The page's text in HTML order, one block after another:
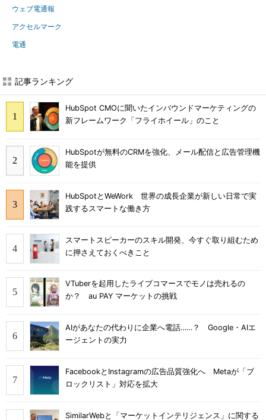
ウェブ電通報
アクセルマーク
電通
記事ランキング
HubSpot CMOに聞いたインバウンドマーケティングの
新フレームワーク「フライホイール」のこと
HubSpotが無料のCRMを強化、メール配信と広告管理機
能を提供
HubSpotとWeWork 世界の成長企業が新しい日常で実
践するスマートな働き方
スマートスピーカーのスキル開発、今すぐ取り組むため
に押さえておくべきこと
VTuberを起用したライブコマースでモノは売れるの
か？ au PAY マーケットの挑戦
AIがあなたの代わりに企業へ電話……？ Google・AIエ
ージェントの実力
FacebookとInstagramの広告品質強化へ Metaが「ブ
ロックリスト」対応を拡大
SimilarWebと「マーケットインテリジェンス」に関する